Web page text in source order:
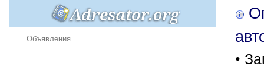
Объявления
•